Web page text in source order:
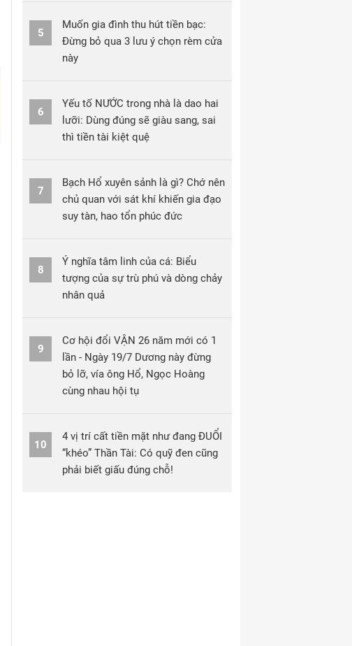
5
Muốn gia đình thu hút tiền bạc:
Đừng bỏ qua 3 lưu ý chọn rèm cửa
này
6
Yếu tố NƯỚC trong nhà là dao hai
lưỡi: Dùng đúng sẽ giàu sang, sai
thì tiền tài kiệt quệ
7
Bạch Hổ xuyên sảnh là gì? Chớ nên
chủ quan với sát khí khiến gia đạo
suy tàn, hao tổn phúc đức
8
Ý nghĩa tâm linh của cá: Biểu
tượng của sự trù phú và dòng chảy
nhân quả
9
Cơ hội đổi VẬN 26 năm mới có 1
lần - Ngày 19/7 Dương này đừng
bỏ lỡ, vía ông Hổ, Ngọc Hoàng
cùng nhau hội tụ
10
4 vị trí cất tiền mặt như đang ĐUỔI
“khéo” Thần Tài: Có quỹ đen cũng
phải biết giấu đúng chỗ!